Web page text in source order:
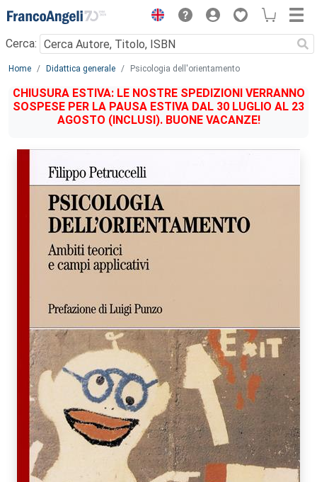
Menu
Cerca:
Main content
Home Didattica generale Psicologia dell'orientamento
CHIUSURA ESTIVA: LE NOSTRE SPEDIZIONI VERRANNO
SOSPESE PER LA PAUSA ESTIVA DAL 30 LUGLIO AL 23
AGOSTO (INCLUSI). BUONE VACANZE!